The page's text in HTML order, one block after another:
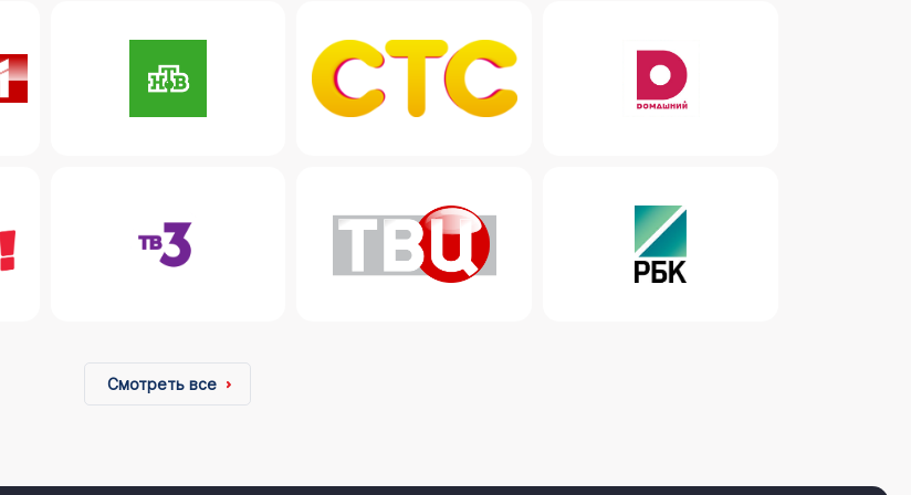
Смотреть все